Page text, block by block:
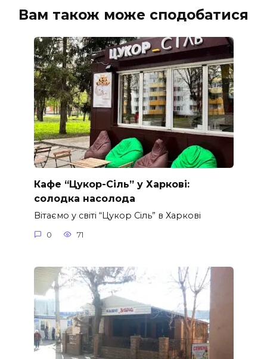
Вам також може сподобатися
Кафе “Цукор-Сіль” у Харкові:
солодка насолода
Вітаємо у світі “Цукор Сіль” в Харкові
0 71